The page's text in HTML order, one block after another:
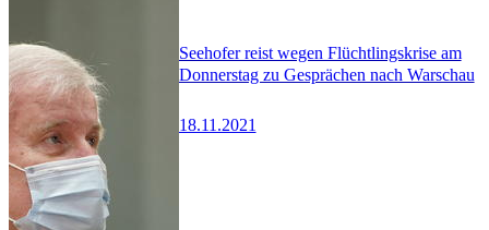
Seehofer reist wegen Flüchtlingskrise am
Donnerstag zu Gesprächen nach Warschau
18.11.2021